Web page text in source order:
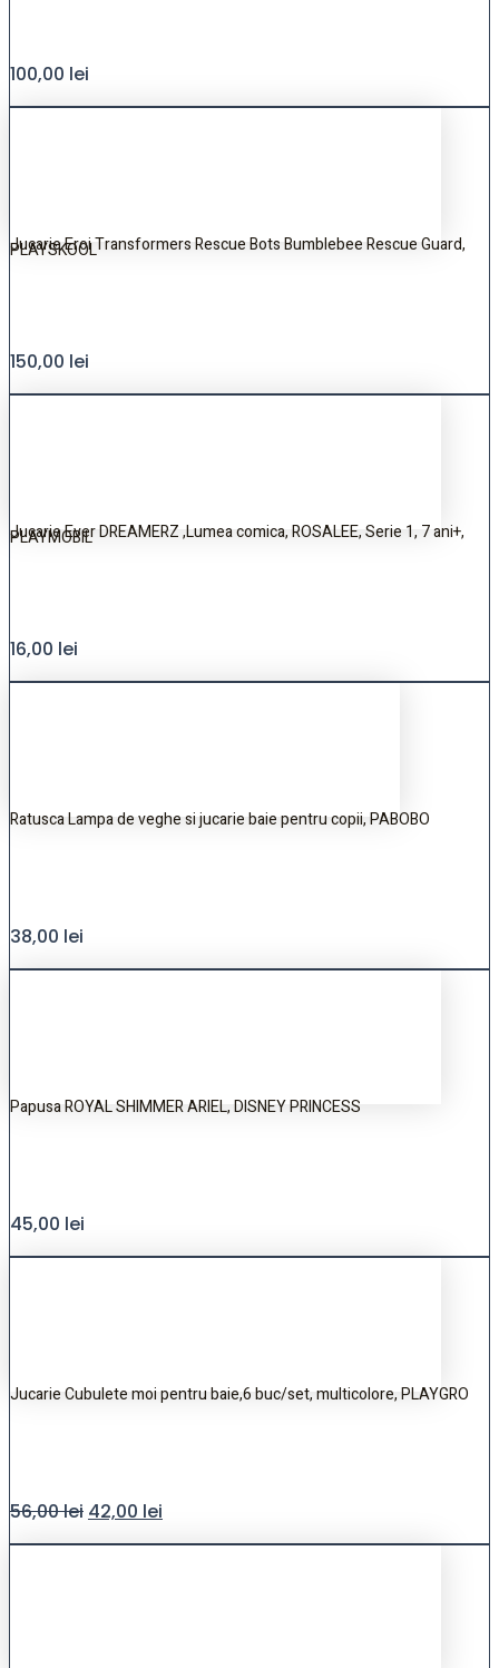
100,00 lei
Jucarie Eroi Transformers Rescue Bots Bumblebee Rescue Guard,
PLAYSKOOL
150,00 lei
Jucarie Ever DREAMERZ ,Lumea comica, ROSALEE, Serie 1, 7 ani+,
PLAYMOBIL
16,00 lei
Ratusca Lampa de veghe si jucarie baie pentru copii, PABOBO
38,00 lei
Papusa ROYAL SHIMMER ARIEL, DISNEY PRINCESS
45,00 lei
Jucarie Cubulete moi pentru baie,6 buc/set, multicolore, PLAYGRO
56,00lei 42,00 lei